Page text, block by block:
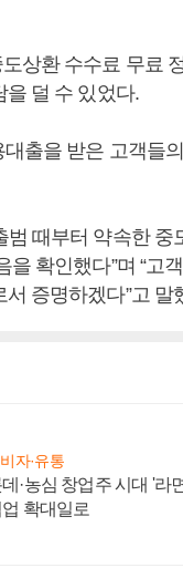
상환 수수료 무료
을 덜 수 있었다.
출을 받은 고객들
범 때부터 약속한
확인했다”며 “고
증명하겠다”고 말
자·유통
·농심 창업주 시대 '라
확대일로